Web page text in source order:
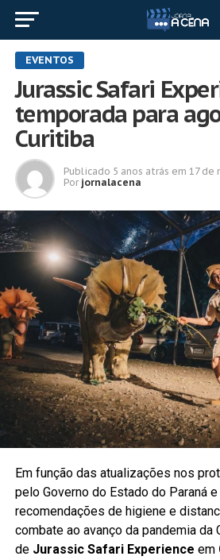
EVENTOS
Jurassic Safari
temporada para
Curitiba
Publicado 5 anos atrás em 17 de
Por jornalacena
Em função das atualizações nos
pelo Governo do Estado do Paraná
recomendações de higiene e
combate ao avanço da pandemia da
de Jurassic Safari Experience em